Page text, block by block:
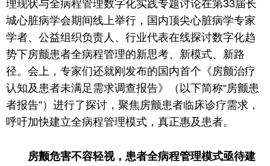
理现状与全病程管理数字化实践专题讨论在第33届长
城心脏病学会期间线上举行，国内顶尖心脏病学专家
学者、公益组织负责人、行业代表在线探讨数字化趋
势下房颤患者全病程管理的新思考、新模式、新路
径。会上，专家们还就刚发布的国内首个《房颤治疗
认知及患者未满足需求调查报告》（以下简称“房颤患
者报告”）进行了探讨，聚焦房颤患者临床诊疗需求，
呼吁加快建立全病程管理模式，真正惠及患者。
房颤危害不容轻视，患者全病程管理模式亟待建